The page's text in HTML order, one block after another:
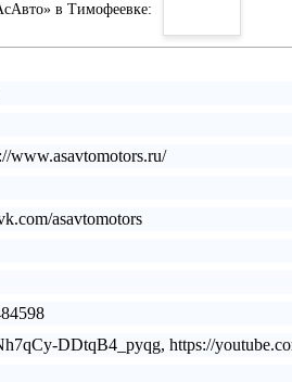
в Тимофеевке:
www.asavtomotors.ru/
asavtomotors
DDtqB4_pyqg, https://